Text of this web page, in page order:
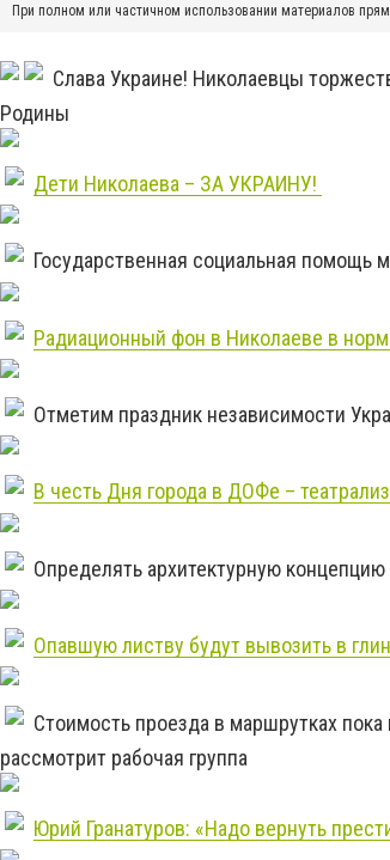
При полном или частичном использовании материалов
Слава Украине! Николаевцы
Родины
Дети Николаева – ЗА УКРАИНУ!
Государственная социальная помощь
Радиационный фон в Николаеве в
Отметим праздник независимости
В честь Дня города в ДОФе –
Определять архитектурную
Опавшую листву будут вывозить в
Стоимость проезда в маршрутках
рассмотрит рабочая группа
Юрий Гранатуров: «Надо вернуть